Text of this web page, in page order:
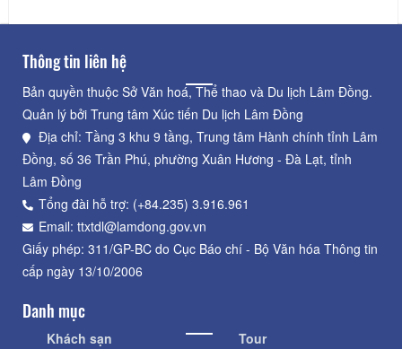
Thông tin liên hệ
Bản quyền thuộc Sở Văn hoá, Thể thao và Du lịch Lâm Đồng.
Quản lý bởi Trung tâm Xúc tiến Du lịch Lâm Đồng
Địa chỉ: Tầng 3 khu 9 tầng, Trung tâm Hành chính tỉnh Lâm
Đồng, số 36 Trần Phú, phường Xuân Hương - Đà Lạt, tỉnh
Lâm Đồng
Tổng đài hỗ trợ: (+84.235) 3.916.961
Email: ttxtdl@lamdong.gov.vn
Giấy phép: 311/GP-BC do Cục Báo chí - Bộ Văn hóa Thông tin
cấp ngày 13/10/2006
Danh mục
Khách sạn
Tour